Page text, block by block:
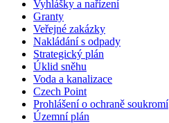
Vyhlášky a nařízení
Granty
Veřejné zakázky
Nakládání s odpady
Strategický plán
Úklid sněhu
Voda a kanalizace
Czech Point
Prohlášení o ochraně soukromí
Územní plán